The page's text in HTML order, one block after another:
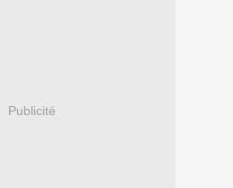
Publicité